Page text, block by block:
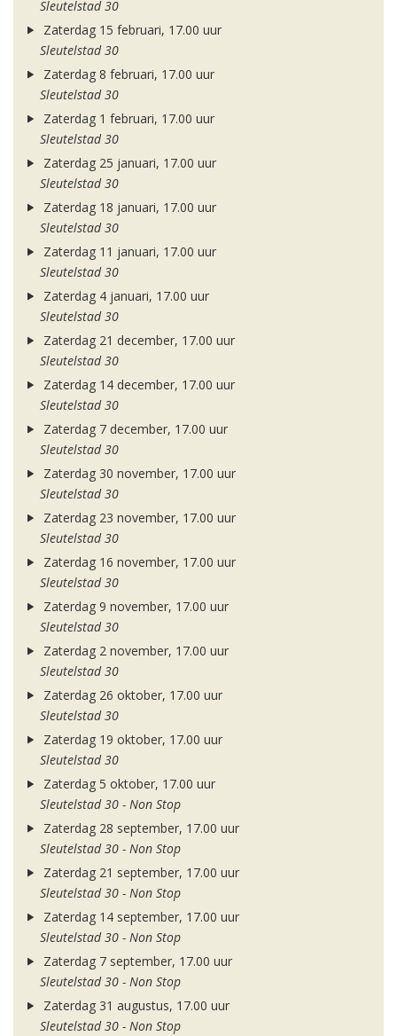
Sleutelstad 30
Zaterdag 15 februari, 17.00 uur
Sleutelstad 30
Zaterdag 8 februari, 17.00 uur
Sleutelstad 30
Zaterdag 1 februari, 17.00 uur
Sleutelstad 30
Zaterdag 25 januari, 17.00 uur
Sleutelstad 30
Zaterdag 18 januari, 17.00 uur
Sleutelstad 30
Zaterdag 11 januari, 17.00 uur
Sleutelstad 30
Zaterdag 4 januari, 17.00 uur
Sleutelstad 30
Zaterdag 21 december, 17.00 uur
Sleutelstad 30
Zaterdag 14 december, 17.00 uur
Sleutelstad 30
Zaterdag 7 december, 17.00 uur
Sleutelstad 30
Zaterdag 30 november, 17.00 uur
Sleutelstad 30
Zaterdag 23 november, 17.00 uur
Sleutelstad 30
Zaterdag 16 november, 17.00 uur
Sleutelstad 30
Zaterdag 9 november, 17.00 uur
Sleutelstad 30
Zaterdag 2 november, 17.00 uur
Sleutelstad 30
Zaterdag 26 oktober, 17.00 uur
Sleutelstad 30
Zaterdag 19 oktober, 17.00 uur
Sleutelstad 30
Zaterdag 5 oktober, 17.00 uur
Sleutelstad 30 - Non Stop
Zaterdag 28 september, 17.00 uur
Sleutelstad 30 - Non Stop
Zaterdag 21 september, 17.00 uur
Sleutelstad 30 - Non Stop
Zaterdag 14 september, 17.00 uur
Sleutelstad 30 - Non Stop
Zaterdag 7 september, 17.00 uur
Sleutelstad 30 - Non Stop
Zaterdag 31 augustus, 17.00 uur
Sleutelstad 30 - Non Stop